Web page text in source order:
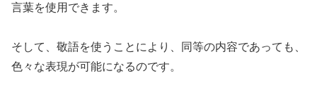
言葉を使用できます。
そして、敬語を使うことにより、同等の内容であっても、
色々な表現が可能になるのです。